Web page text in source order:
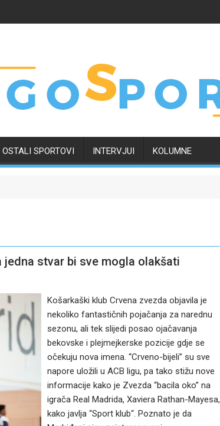
OSTALI SPORTOVI INTERVJUI KOLUMNE
jedna stvar bi sve mogla olakšati
Košarkaški klub Crvena zvezda objavila je
nekoliko fantastičnih pojačanja za narednu
sezonu, ali tek slijedi posao ojačavanja
bekovske i plejmejkerske pozicije gdje se
očekuju nova imena. “Crveno-bijeli” su sve
napore uložili u ACB ligu, pa tako stižu nove
informacije kako je Zvezda “bacila oko” na
igrača Real Madrida, Xaviera Rathan-Mayesa,
kako javlja “Sport klub“. Poznato je da